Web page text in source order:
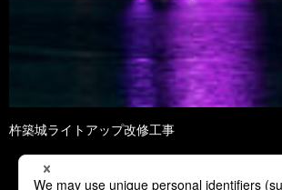
杵築城ライトアップ改修工事